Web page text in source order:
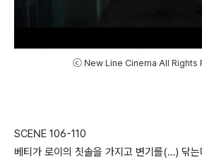
ⓒ New Line Cinema All Rights
SCENE 106-110
베티가 로이의 칫솔을 가지고 변기를(…) 닦